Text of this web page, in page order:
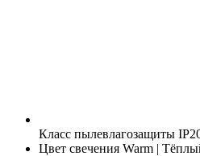
Класс пылевлагозащиты
Цвет свечения Warm |